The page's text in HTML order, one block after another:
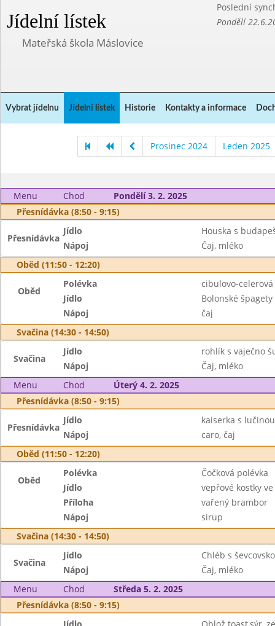
Jídelní lístek
Poslední
Pondělí
Mateřská škola Máslovice
Vybrat jídelnu Jídelní lístek Historie Kontakty a informace
Prosinec 2024 Leden 2025
Menu Chod
Pondělí 3. 2. 2025
Přesnídávka (8:50 - 9:15)
Přesnídávka
Jídlo
Houska s
Nápoj
Čaj, mléko
Oběd (11:50 - 12:20)
Oběd
Polévka
cibulovo-
Jídlo
Bolonské špagety
Nápoj
čaj
Svačina (14:30 - 14:50)
Svačina
Jídlo
rohlík s vaječno
Nápoj
Čaj, mléko
Menu
Chod
Úterý 4. 2. 2025
Přesnídávka (8:50 - 9:15)
Přesnídávka
Jídlo
kaiserka s
Nápoj
caro, čaj
Oběd (11:50 - 12:20)
Oběd
Polévka
Čočková polévka
Jídlo
vepřové kostky
Příloha
vařený brambor
Nápoj
sirup
Svačina (14:30 - 14:50)
Svačina
Jídlo
Chléb s
Nápoj
Čaj, mléko
Menu
Chod
Středa 5. 2. 2025
Přesnídávka (8:50 - 9:15)